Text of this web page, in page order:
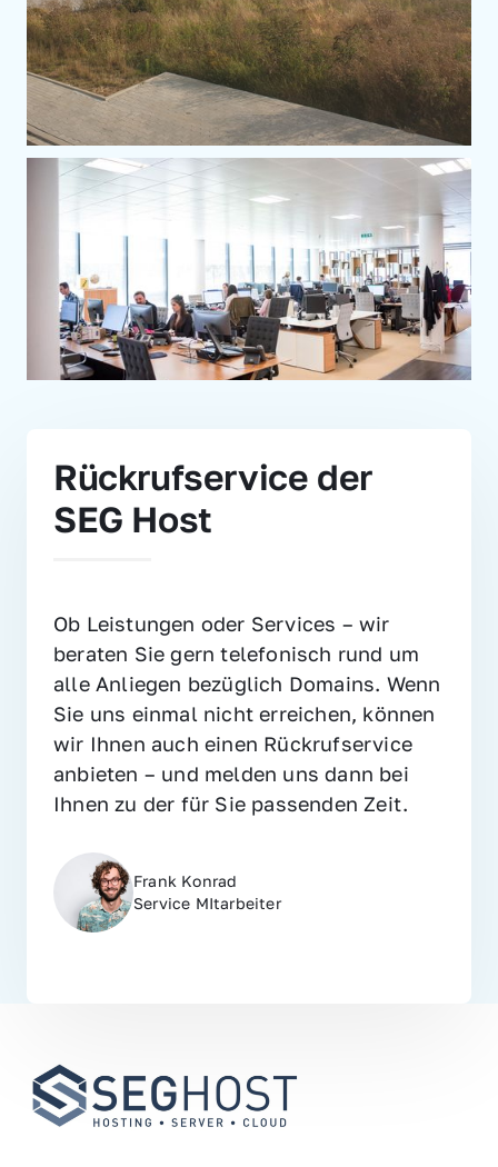
Rückrufservice der
SEG Host
Ob Leistungen oder Services – wir
beraten Sie gern telefonisch rund um
alle Anliegen bezüglich Domains. Wenn
Sie uns einmal nicht erreichen, können
wir Ihnen auch einen Rückrufservice
anbieten – und melden uns dann bei
Ihnen zu der für Sie passenden Zeit.
Frank Konrad
Service MItarbeiter